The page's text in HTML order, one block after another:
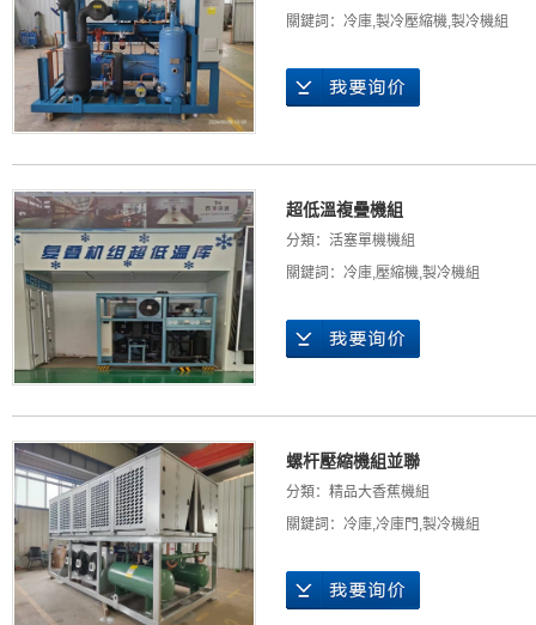
關鍵詞： 冷庫,製冷壓縮機,製冷機組
超低溫複疊機組
分類： 活塞單機機組
關鍵詞： 冷庫,壓縮機,製冷機組
螺杆壓縮機組並聯
分類： 精品大香蕉機組
關鍵詞： 冷庫,冷庫門 ,製冷機組